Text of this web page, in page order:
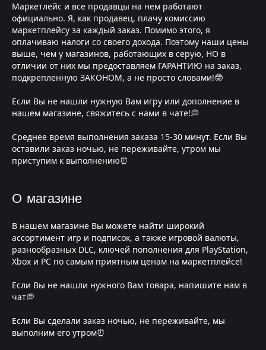
Маркетлейс и все продавцы на нем работают
официально. Я, как продавец, плачу комиссию
маркетплейсу за каждый заказ. Помимо этого, я
оплачиваю налоги со своего дохода. Поэтому наши цены
выше, чем у магазинов, работающих в серую, НО в
отличии от них мы предоставляем ГАРАНТИЮ на заказ,
подкрепленную ЗАКОНОМ, а не просто словами!🤓
Если Вы не нашли нужную Вам игру или дополнение в
нашем магазине, свяжитесь с нами в чате!💭
Среднее время выполнения заказа 15-30 минут. Если Вы
оставили заказ ночью, не переживайте, утром мы
приступим к выполнению⏰
О магазине
В нашем магазине Вы можете найти широкий
ассортимент игр и подписок, а также игровой валюты,
разнообразных DLC, ключей пополнения для PlayStation,
Xbox и PC по самым приятным ценам на маркетплейсе!
Если Вы не нашли нужного Вам товара, напишите нам в
чат💭
Если Вы сделали заказ ночью, не переживайте, мы
выполним его утром⏰